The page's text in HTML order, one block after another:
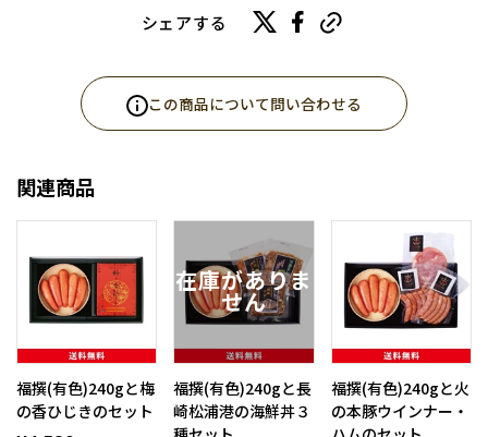
シェアする
この商品について問い合わせる
関連商品
福撰(有色)240gと梅
の香ひじきのセット
福撰(有色)240gと長
崎松浦港の海鮮丼３
福撰(有色)240gと火
の本豚ウインナー・